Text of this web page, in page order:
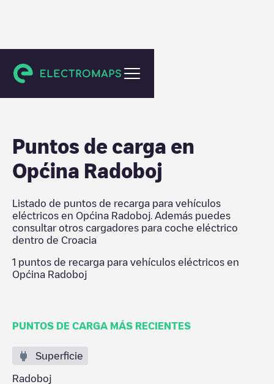
Croacia
Puntos de carga en
Općina Radoboj
Listado de puntos de recarga para vehículos
eléctricos en Općina Radoboj . Además puedes
consultar otros cargadores para coche eléctrico
dentro de Croacia
1 puntos de recarga para vehículos eléctricos en
Općina Radoboj
PUNTOS DE CARGA MÁS RECIENTES
Superficie
Radoboj